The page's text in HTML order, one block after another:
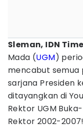
Sleman, IDN
Mada (UGM)
mencabut
sarjana Presiden
ditayangkan di
Rektor UGM
Rektor 2002-